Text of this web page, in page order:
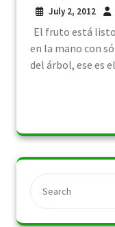
July 2, 2012
El fruto está
en la mano con
del árbol, ese es